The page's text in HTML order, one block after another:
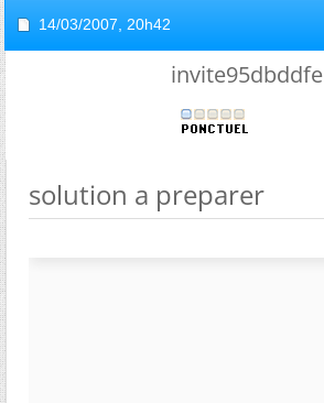
14/03/2007, 20h42
invite95dbddfe
solution a preparer